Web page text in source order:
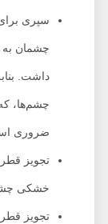
سپری برای
چشمان به شما
داشت.
چشم‌ها، که
ضروری است.
تجویز
خشکی چشم
تجویز قطره